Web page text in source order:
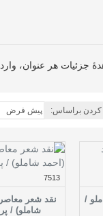
جزئیات هر عنوان،
براساس:
/
7513
نقد شعر
شاملو) /